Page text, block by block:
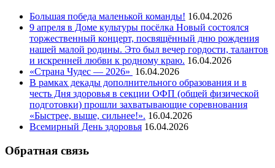
Большая победа маленькой команды! 16.04.2026
9 апреля в Доме культуры посёлка Новый состоялся
торжественный концерт, посвящённый дню рождения
нашей малой родины. Это был вечер гордости, талантов
и искренней любви к родному краю. 16.04.2026
«Страна Чудес — 2026» 16.04.2026
В рамках декады дополнительного образования и в
честь Дня здоровья в секции ОФП (общей физической
подготовки) прошли захватывающие соревнования
«Быстрее, выше, сильнее!». 16.04.2026
Всемирный День здоровья 16.04.2026
Обратная связь